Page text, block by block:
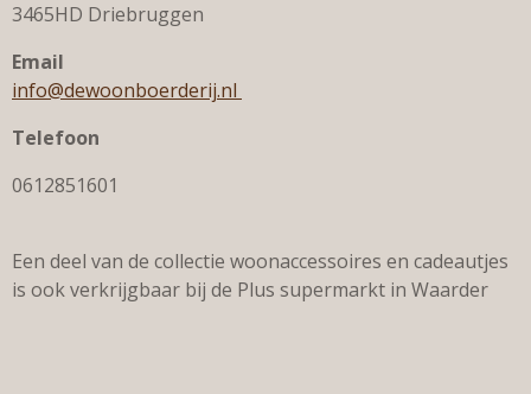
3465HD Driebruggen
Email
info@dewoonboerderij.nl
Telefoon
0612851601
Een deel van de collectie woonaccessoires en cadeautjes
is ook verkrijgbaar bij de Plus supermarkt in Waarder